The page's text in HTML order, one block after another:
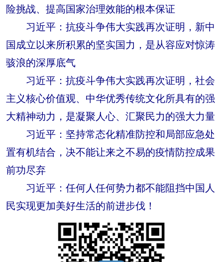
险挑战、提高国家治理效能的根本保证
习近平：抗疫斗争伟大实践再次证明，新中
国成立以来所积累的坚实国力，是从容应对惊涛
骇浪的深厚底气
习近平：抗疫斗争伟大实践再次证明，社会
主义核心价值观、中华优秀传统文化所具有的强
大精神动力，是凝聚人心、汇聚民力的强大力量
习近平：坚持常态化精准防控和局部应急处
置有机结合，决不能让来之不易的疫情防控成果
前功尽弃
习近平：任何人任何势力都不能阻挡中国人
民实现更加美好生活的前进步伐！